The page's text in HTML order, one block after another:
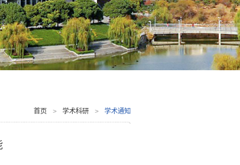
首页 > 学术科研 > 学术通知